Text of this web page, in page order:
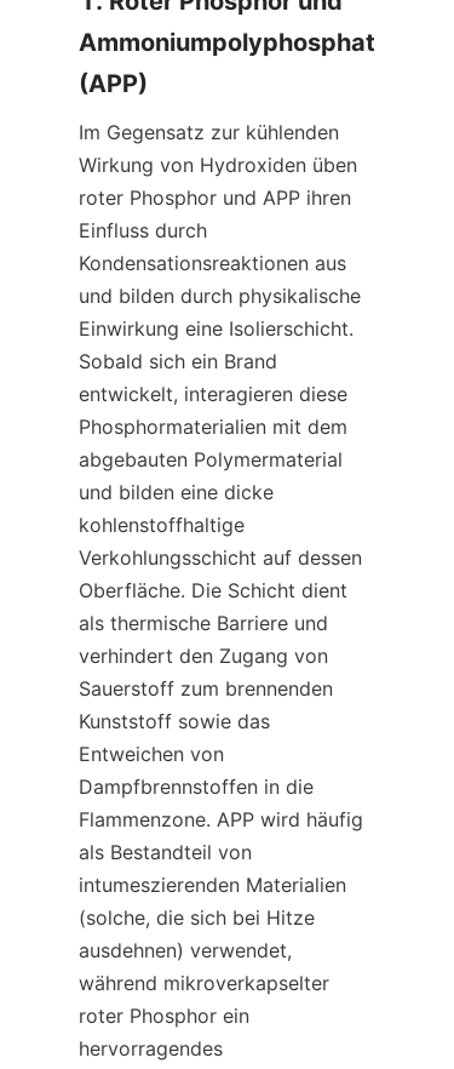
Ammoniumpolyphosphat
(APP)
Im Gegensatz zur kühlenden
Wirkung von Hydroxiden üben
roter Phosphor und APP ihren
Einfluss durch
Kondensationsreaktionen aus
und bilden durch physikalische
Einwirkung eine Isolierschicht.
Sobald sich ein Brand
entwickelt, interagieren diese
Phosphormaterialien mit dem
abgebauten Polymermaterial
und bilden eine dicke
kohlenstoffhaltige
Verkohlungsschicht auf dessen
Oberfläche. Die Schicht dient
als thermische Barriere und
verhindert den Zugang von
Sauerstoff zum brennenden
Kunststoff sowie das
Entweichen von
Dampfbrennstoffen in die
Flammenzone. APP wird häufig
als Bestandteil von
intumeszierenden Materialien
(solche, die sich bei Hitze
ausdehnen) verwendet,
während mikroverkapselter
roter Phosphor ein
hervorragendes